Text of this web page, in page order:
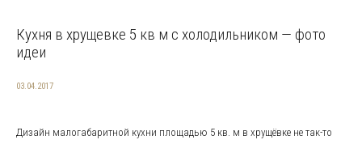
Кухня в хрущевке 5 кв м с холодильником — фото
идеи
03.04.2017
Дизайн малогабаритной кухни площадью 5 кв. м в хрущёвке не так-то